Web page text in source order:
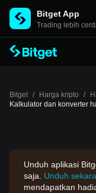
Bitget App
Trading lebih
Bitget / Harga kripto /
Kalkulator dan konverter
Unduh aplikasi
saja. Unduh
mendapatkan